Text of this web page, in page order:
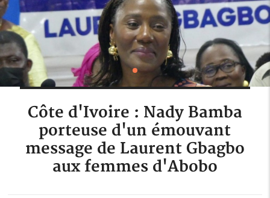
Côte d'Ivoire : Nady Bamba
porteuse d'un émouvant
message de Laurent Gbagbo
aux femmes d'Abobo